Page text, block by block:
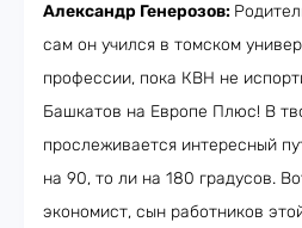
Александр Генерозов:
сам он учился в томском
профессии, пока КВН не
Башкатов на Европе Плюс! В
прослеживается интересный
на 90, то ли на 180 градусов.
экономист, сын работников